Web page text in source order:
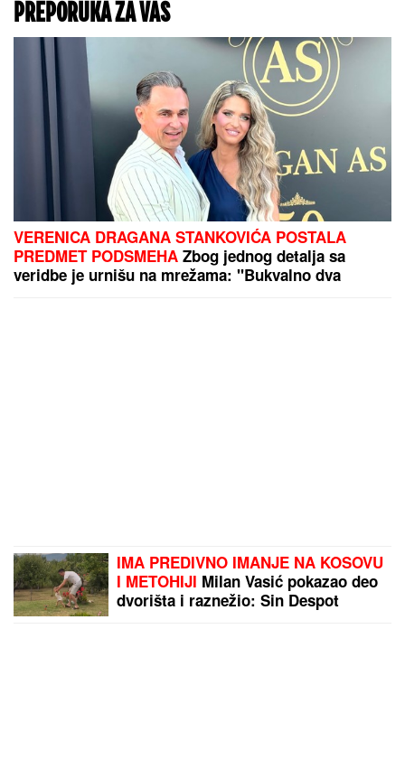
PREPORUKA ZA VAS
VERENICA DRAGANA STANKOVIĆA POSTALA
PREDMET PODSMEHA Zbog jednog detalja sa
veridbe je urnišu na mrežama: "Bukvalno dva
IMA PREDIVNO IMANJE NA KOSOVU
I METOHIJI Milan Vasić pokazao deo
dvorišta i raznežio: Sin Despot